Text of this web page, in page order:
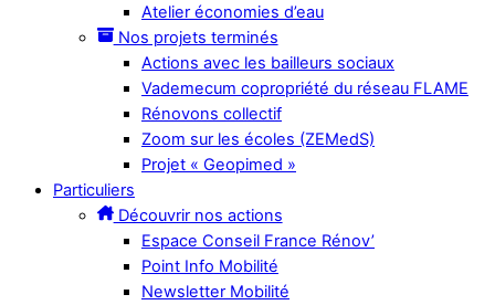
Atelier économies d’eau
Nos projets terminés
Actions avec les bailleurs sociaux
Vademecum copropriété du réseau FLAME
Rénovons collectif
Zoom sur les écoles (ZEMedS)
Projet « Geopimed »
Particuliers
Découvrir nos actions
Espace Conseil France Rénov’
Point Info Mobilité
Newsletter Mobilité